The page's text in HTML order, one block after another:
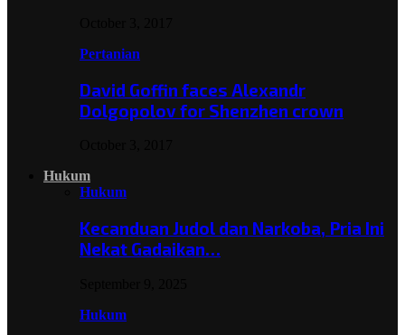
Pertanian
David Goffin faces Alexandr
Dolgopolov for Shenzhen crown
Hukum
Hukum
Kecanduan Judol dan Narkoba, Pria Ini
Nekat Gadaikan…
Hukum